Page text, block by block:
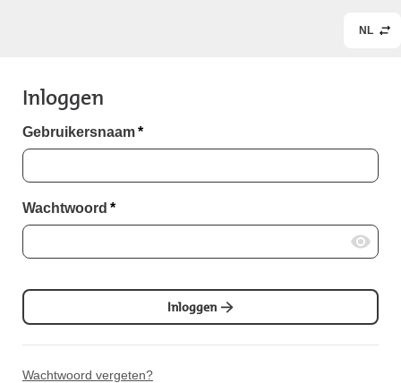
NL
Inloggen
Gebruikersnaam*
Wachtwoord *
Inloggen
Wachtwoord vergeten?